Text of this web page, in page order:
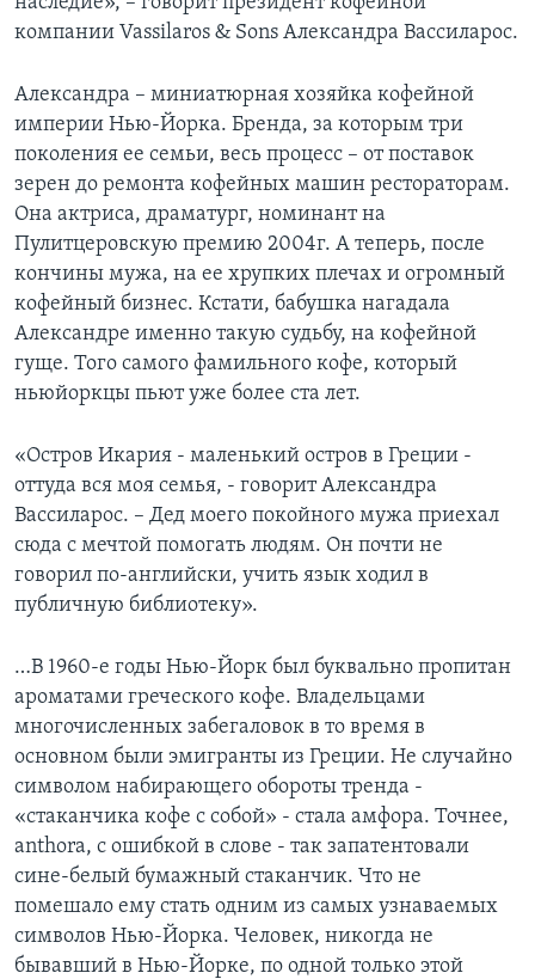
компании Vassilaros & Sons Александра Вассиларос.
Александра – миниатюрная хозяйка кофейной
империи Нью-Йорка. Бренда, за которым три
поколения ее семьи, весь процесс – от поставок
зерен до ремонта кофейных машин рестораторам.
Она актриса, драматург, номинант на
Пулитцеровскую премию 2004г. А теперь, после
кончины мужа, на ее хрупких плечах и огромный
кофейный бизнес. Кстати, бабушка нагадала
Александре именно такую судьбу, на кофейной
гуще. Того самого фамильного кофе, который
ньюйоркцы пьют уже более ста лет.
«Остров Икария - маленький остров в Греции -
оттуда вся моя семья, - говорит Александра
Вассиларос. – Дед моего покойного мужа приехал
сюда с мечтой помогать людям. Он почти не
говорил по-английски, учить язык ходил в
публичную библиотеку».
…В 1960-е годы Нью-Йорк был буквально пропитан
ароматами греческого кофе. Владельцами
многочисленных забегаловок в то время в
основном были эмигранты из Греции. Не случайно
символом набирающего обороты тренда -
«стаканчика кофе с собой» - стала амфора. Точнее,
anthora, с ошибкой в слове - так запатентовали
сине-белый бумажный стаканчик. Что не
помешало ему стать одним из самых узнаваемых
символов Нью-Йорка. Человек, никогда не
бывавший в Нью-Йорке, по одной только этой